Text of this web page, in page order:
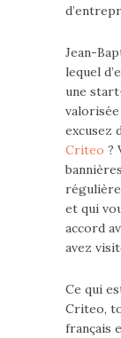
Jean-
lequel
une
excusez
Criteo ?
et qui
accord
avez
Ce qui
Criteo,
français